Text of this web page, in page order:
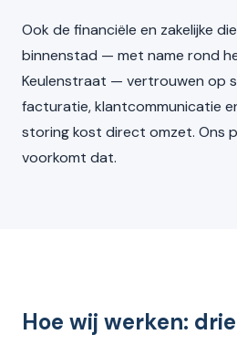
Ook de financiële en zakelijke
binnenstad — met name rond
Keulenstraat — vertrouwen op
facturatie, klantcommunicatie
storing kost direct omzet. Ons
voorkomt dat.
Hoe wij werken: